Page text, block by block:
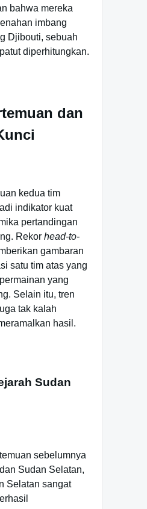
bahwa mereka
imbang
Djibouti, sebuah
diperhitungkan.
dan
kedua tim
indikator kuat
pertandingan
Rekor head-to-
gambaran
satu tim atas yang
yang
Selain itu, tren
tak kalah
hasil.
Sudan
sebelumnya
Sudan Selatan,
Selatan sangat